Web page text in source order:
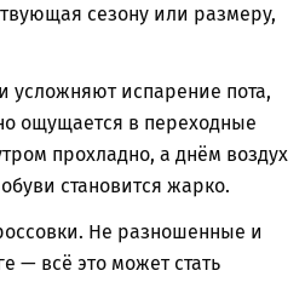
сезону или размеру,
усложняют испарение пота,
ощущается в переходные
прохладно, а днём воздух
становится жарко.
Не разношенные и
— всё это может стать